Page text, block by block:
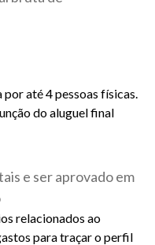
até 4 pessoas físicas.
do aluguel final
e ser aprovado em
relacionados ao
para traçar o perfil